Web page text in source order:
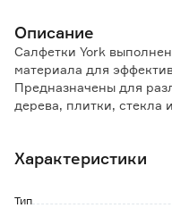
Описание
Салфетки York
материала для
Предназначены для
дерева, плитки, стекла
любых поверхностей.
Особенности и
Характеристики
Тип